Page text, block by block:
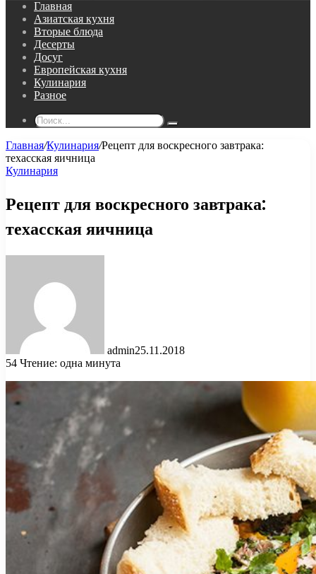
Главная
Азиатская кухня
Вторые блюда
Десерты
Досуг
Европейская кухня
Кулинария
Разное
Поиск...
Главная/Кулинария/Рецепт для воскресного завтрака:
техасская яичница
Кулинария
Рецепт для воскресного завтрака:
техасская яичница
admin25.11.2018
54 Чтение: одна минута